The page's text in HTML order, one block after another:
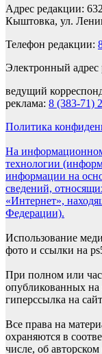
Адрес редакции:
Кыштовка, ул.
Телефон редакции:
Электронный адрес
ведущий
реклама: 8 (383-71)
Политика
На
технологии
информации на
сведений,
«Интернет»,
Федерации).
Использование
фото и ссылки на
При полном или
опубликованных на
гиперссылка на
Все права на
охраняются в
числе, об